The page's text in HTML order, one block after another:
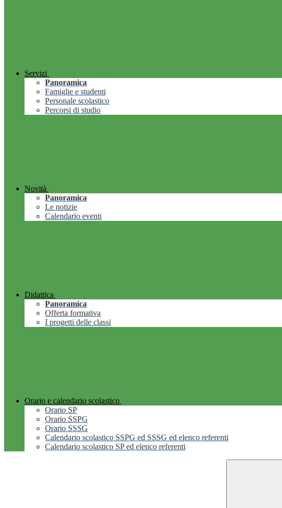
Servizi
Panoramica
Famiglie e studenti
Personale scolastico
Percorsi di studio
Novità
Panoramica
Le notizie
Calendario eventi
Didattica
Panoramica
Offerta formativa
I progetti delle classi
Orario e calendario scolastico
Orario SP
Orario SSPG
Orario SSSG
Calendario scolastico SSPG ed SSSG ed elenco referenti
Calendario scolastico SP ed elenco referenti